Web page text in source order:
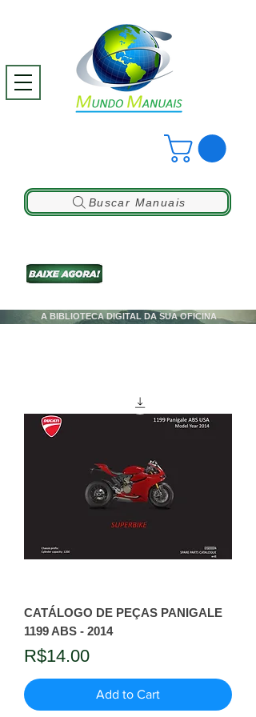
A BIBLIOTECA DIGITAL DA SUA OFICINA
Buscar Manuais
CATÁLOGO DE PEÇAS PANIGALE
1199 ABS - 2014
Price
R$14.00
Add to Cart